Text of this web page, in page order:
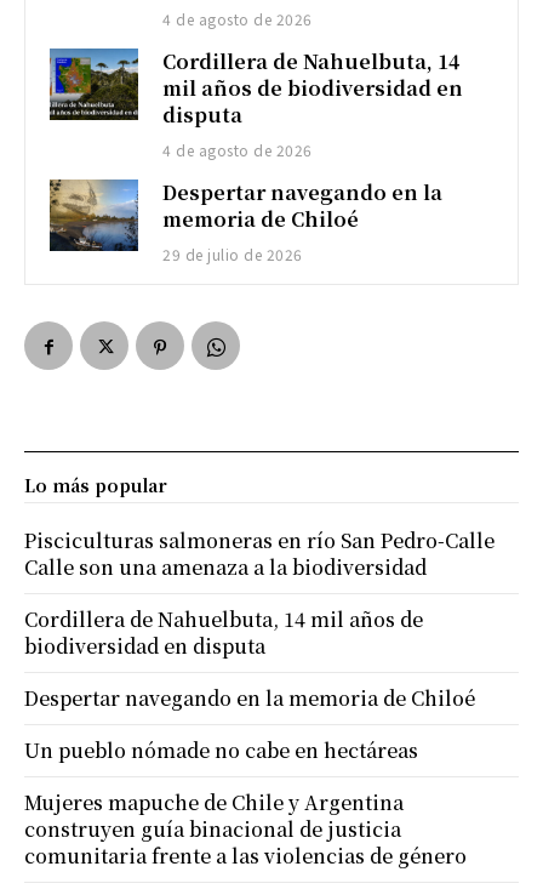
4 de agosto de 2026
Cordillera de Nahuelbuta, 14
mil años de biodiversidad en
disputa
4 de agosto de 2026
Despertar navegando en la
memoria de Chiloé
29 de julio de 2026
Lo más popular
Pisciculturas salmoneras en río San Pedro-Calle
Calle son una amenaza a la biodiversidad
Cordillera de Nahuelbuta, 14 mil años de
biodiversidad en disputa
Despertar navegando en la memoria de Chiloé
Un pueblo nómade no cabe en hectáreas
Mujeres mapuche de Chile y Argentina
construyen guía binacional de justicia
comunitaria frente a las violencias de género